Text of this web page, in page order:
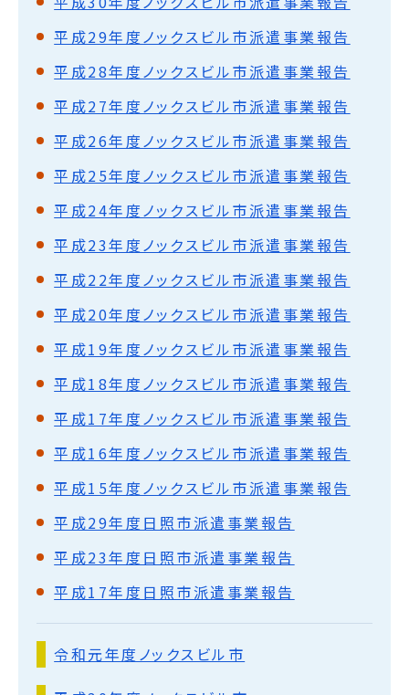
平成29年度ノックスビル市派遣事業報告
平成28年度ノックスビル市派遣事業報告
平成27年度ノックスビル市派遣事業報告
平成26年度ノックスビル市派遣事業報告
平成25年度ノックスビル市派遣事業報告
平成24年度ノックスビル市派遣事業報告
平成23年度ノックスビル市派遣事業報告
平成22年度ノックスビル市派遣事業報告
平成20年度ノックスビル市派遣事業報告
平成19年度ノックスビル市派遣事業報告
平成18年度ノックスビル市派遣事業報告
平成17年度ノックスビル市派遣事業報告
平成16年度ノックスビル市派遣事業報告
平成15年度ノックスビル市派遣事業報告
平成29年度日照市派遣事業報告
平成23年度日照市派遣事業報告
平成17年度日照市派遣事業報告
令和元年度ノックスビル市